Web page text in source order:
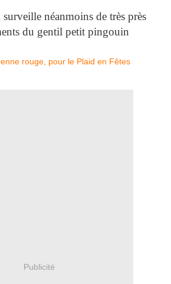
surveille néanmoins de très près
du gentil petit pingouin
Publicité